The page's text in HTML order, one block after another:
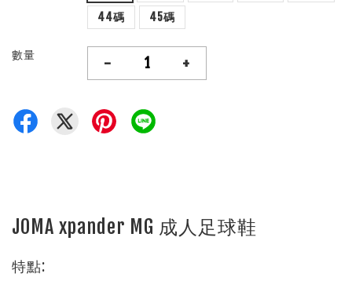
44碼
45碼
數量 - +
JOMA xpander MG 成人足球鞋
特點: